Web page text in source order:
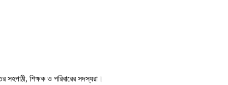
সহপাঠী, শিক্ষক ও পরিবারের সদস্যরা।